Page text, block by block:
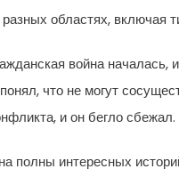
областях, включая
война
что не могут
и он бегло сбежал.
полны интересных